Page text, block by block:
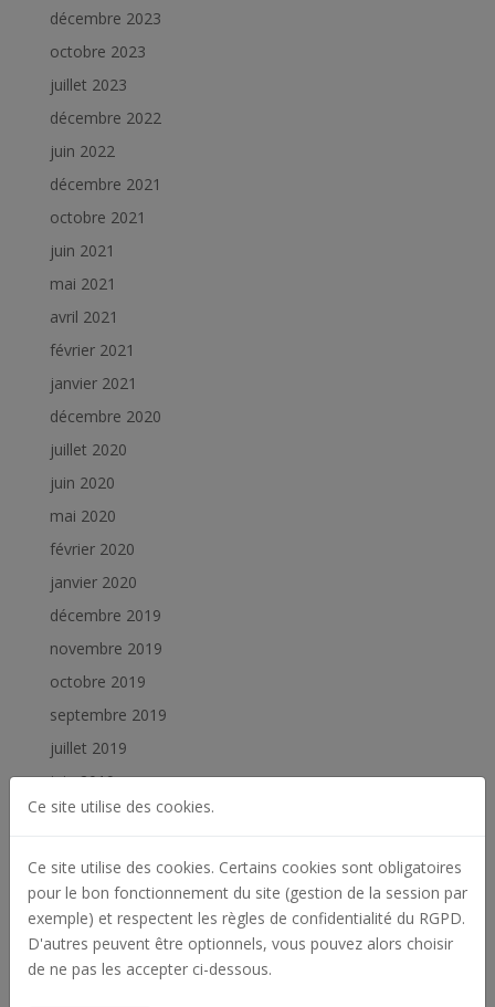
décembre 2023
octobre 2023
juillet 2023
décembre 2022
juin 2022
décembre 2021
octobre 2021
juin 2021
mai 2021
avril 2021
février 2021
janvier 2021
décembre 2020
juillet 2020
juin 2020
mai 2020
février 2020
janvier 2020
décembre 2019
novembre 2019
octobre 2019
septembre 2019
juillet 2019
juin 2019
février 2019
Catégories
Actualités
Archives
Ce site utilise des cookies.
Ce site utilise des cookies. Certains cookies sont obligatoires
pour le bon fonctionnement du site (gestion de la session par
exemple) et respectent les règles de confidentialité du RGPD.
D'autres peuvent être optionnels, vous pouvez alors choisir
de ne pas les accepter ci-dessous.